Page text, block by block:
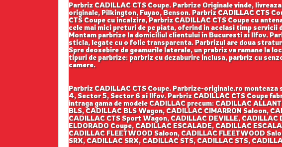
Parbriz CADILLAC CTS Coupe. Parbrize Originale vinde,
originale, Pilkington, Fuyao, Benson. Parbriz CADILLAC CTS
CTS Coupe cu incalzire, Parbriz CADILLAC CTS Coupe cu
cele mai mici preturi de pe piata, oferind in acelasi timp
Montam parbrize la domiciliul clientului in Bucuresti si Ilfov.
sticla, legate cu o folie transparenta. Parbrizul are doua
Spre deosebire de geamurile laterale, un prabriz va ramane la
tipuri de parbrize: parbriz cu dezaburire inclusa, parbriz cu
camere.
Parbriz CADILLAC CTS Coupe. Parbrize-originale.ro
4, Sector 5, Sector 6 si Ilfov. Parbriz CADILLAC CTS Coupe
intraga gama de modele CADILLAC precum: CADILLAC
BLS, CADILLAC BLS Wagon, CADILLAC CIMARRON Saloon,
CADILLAC CTS Sport Wagon, CADILLAC DEVILLE,
ELDORADO Coupe, CADILLAC ESCALADE, CADILLAC
CADILLAC FLEETWOOD Saloon, CADILLAC FLEETWOOD
SRX, CADILLAC SRX, CADILLAC STS, CADILLAC STS,